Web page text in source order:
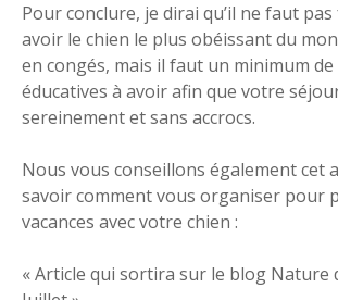
Pour conclure, je dirai qu’il ne faut
avoir le chien le plus obéissant du
en congés, mais il faut un minimum de
éducatives à avoir afin que votre
sereinement et sans accrocs.
Nous vous conseillons également cet
savoir comment vous organiser pour
vacances avec votre chien :
« Article qui sortira sur le blog Nature